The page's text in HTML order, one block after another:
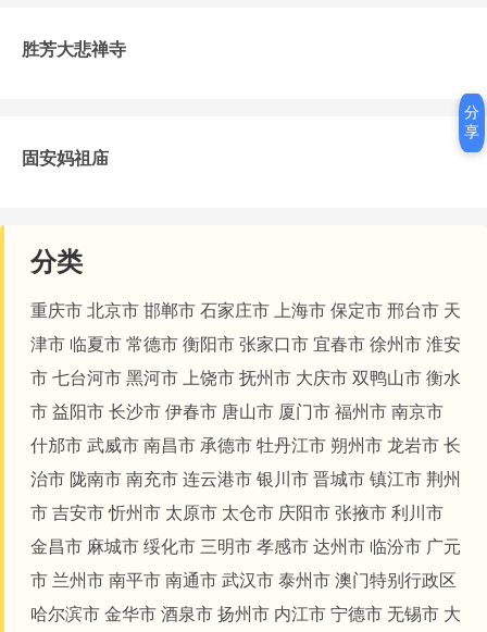
胜芳大悲禅寺
固安妈祖庙
分类
重庆市 北京市 邯郸市 石家庄市 上海市 保定市 邢台市 天
津市 临夏市 常德市 衡阳市 张家口市 宜春市 徐州市 淮安
市 七台河市 黑河市 上饶市 抚州市 大庆市 双鸭山市 衡水
市 益阳市 长沙市 伊春市 唐山市 厦门市 福州市 南京市
什邡市 武威市 南昌市 承德市 牡丹江市 朔州市 龙岩市 长
治市 陇南市 南充市 连云港市 银川市 晋城市 镇江市 荆州
市 吉安市 忻州市 太原市 太仓市 庆阳市 张掖市 利川市
金昌市 麻城市 绥化市 三明市 孝感市 达州市 临汾市 广元
市 兰州市 南平市 南通市 武汉市 泰州市 澳门特别行政区
哈尔滨市 金华市 酒泉市 扬州市 内江市 宁德市 无锡市 大
分
享